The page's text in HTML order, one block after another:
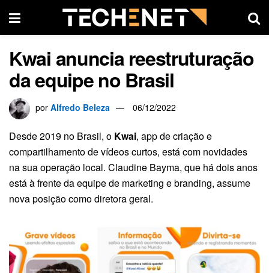
Kwai anuncia reestruturação
da equipe no Brasil
por Alfredo Beleza 06/12/2022
Desde 2019 no Brasil, o Kwai, app de criação e
compartilhamento de vídeos curtos, está com novidades
na sua operação local. Claudine Bayma, que há dois anos
está à frente da equipe de marketing e branding, assume
nova posição como diretora geral.